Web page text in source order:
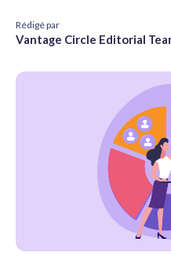
Rédigé par
Vantage Circle Editorial